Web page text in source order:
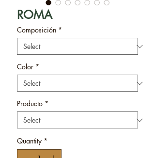
ROMA
Composición *
Color *
Producto *
Quantity *